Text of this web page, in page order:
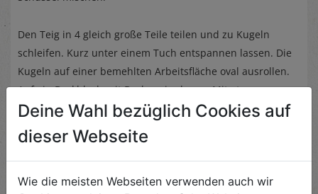
Den Teig in 4 gleich große Teile teilen und zu Kugeln
schleifen. Kurz unter einem Tuch entspannen lassen. Die
Kugeln auf einer bemehlten Arbeitsfläche oval ausrollen.
Auf ein Backblech mit Backpapier legen. Mit etwas
Knoblauchöl bestreichen. Einen Teil der Spinatfülle
länglich in die Mitte geben und dabei genügend Platz am
Rand lassen. ¼ Schafskäse darüber bröseln. Die Ränder
einschlagen und die Enden etwas zusammendrehen,
sodass ein „Schiffchen“ entsteht. Die Ränder noch mit
Deine Wahl bezüglich Cookies auf
dieser Webseite
Wie die meisten Webseiten verwenden auch wir